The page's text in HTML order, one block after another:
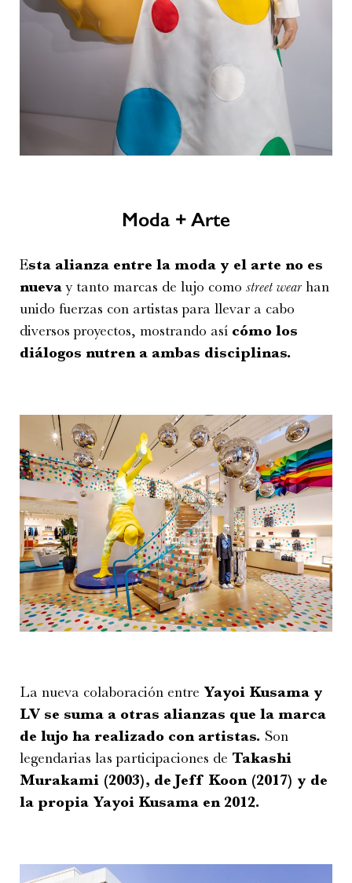
Moda + Arte
Esta alianza entre la moda y el arte no es
nuevay tanto marcas de lujo como street wearhan
unido fuerzas con artistas para llevar a cabo
diversos proyectos, mostrando así cómo los
diálogos nutren a ambas disciplinas.
La nueva colaboración entre Yayoi Kusama y
LV se suma a otras alianzas que la marca
de lujo ha realizado con artistas. Son
legendarias las participaciones de Takashi
Murakami (2003), de Jeff Koon (2017) y de
la propia Yayoi Kusama en 2012.